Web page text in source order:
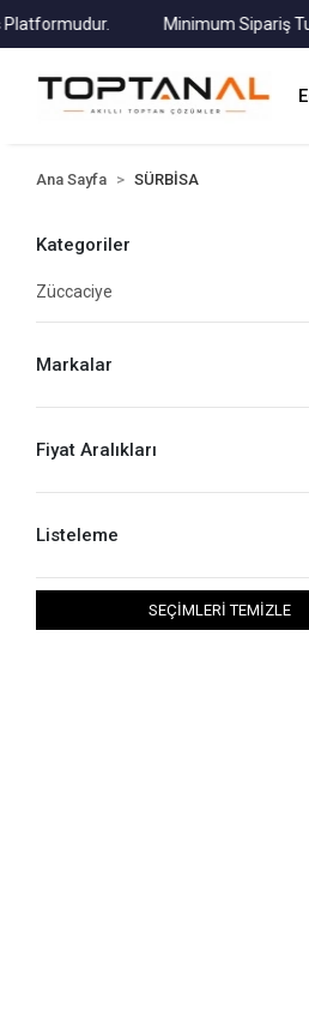
Minimum Sipariş Tutarı
Ana Sayfa SÜRBİSA
Kategoriler
Züccaciye
Markalar
Fiyat Aralıkları
Listeleme
SEÇİMLERİ TEMİZLE